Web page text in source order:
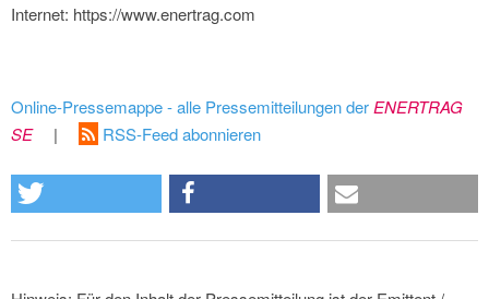
Internet: https://www.enertrag.com
Online-Pressemappe - alle Pressemitteilungen der ENERTRAG
SE
| RSS-Feed abonnieren